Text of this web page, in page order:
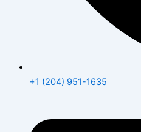
+1 (204) 951-1635